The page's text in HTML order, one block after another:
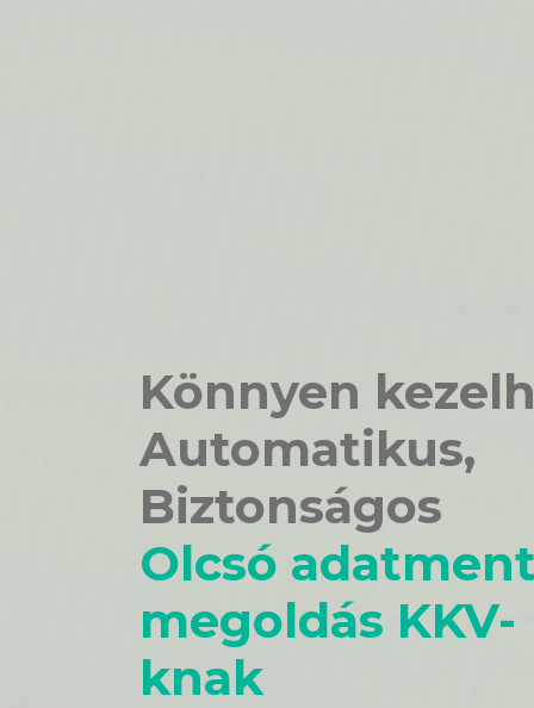
Könnyen
Automatikus,
Biztonságos
Olcsó
megoldás KKV-
knak